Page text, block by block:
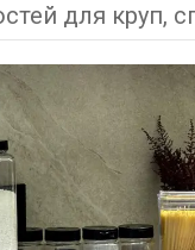
для круп,